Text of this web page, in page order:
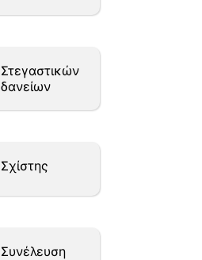
Στεγαστικών
δανείων
Σχίστης
Συνέλευση